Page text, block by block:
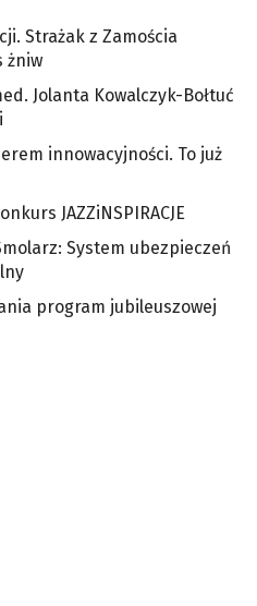
Strażak z Zamościa
żniw
Jolanta Kowalczyk-Bołtuć
innowacyjności. To już
JAZZiNSPIRACJE
System ubezpieczeń
program jubileuszowej